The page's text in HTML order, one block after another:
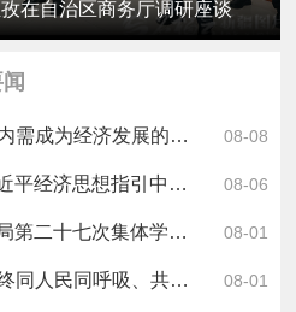
陈小江艾尔肯·吐尼亚孜在自治
08-08
为经济发展的主动力”
08-06
中国经济高质量发展行稳致远
08-01
领 深化创新发展 高质量推进国防和军队现代化
08-01
呼吸、共命运、心连心”